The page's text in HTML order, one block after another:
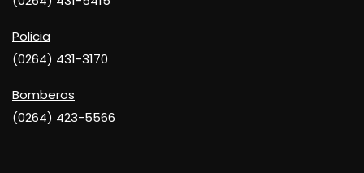
Policia
(0264) 431-3170
Bomberos
(0264) 423-5566